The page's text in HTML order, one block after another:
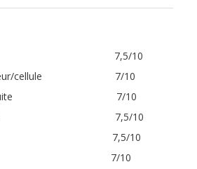
7,5/10
porteur/cellule 7/10
conduite 7/10
l’étape 7,5/10
7,5/10
7/10